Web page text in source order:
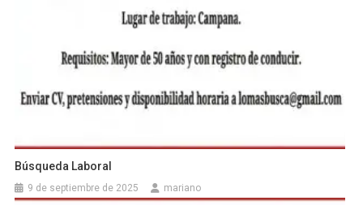
Búsqueda Laboral
9 de septiembre de 2025 mariano